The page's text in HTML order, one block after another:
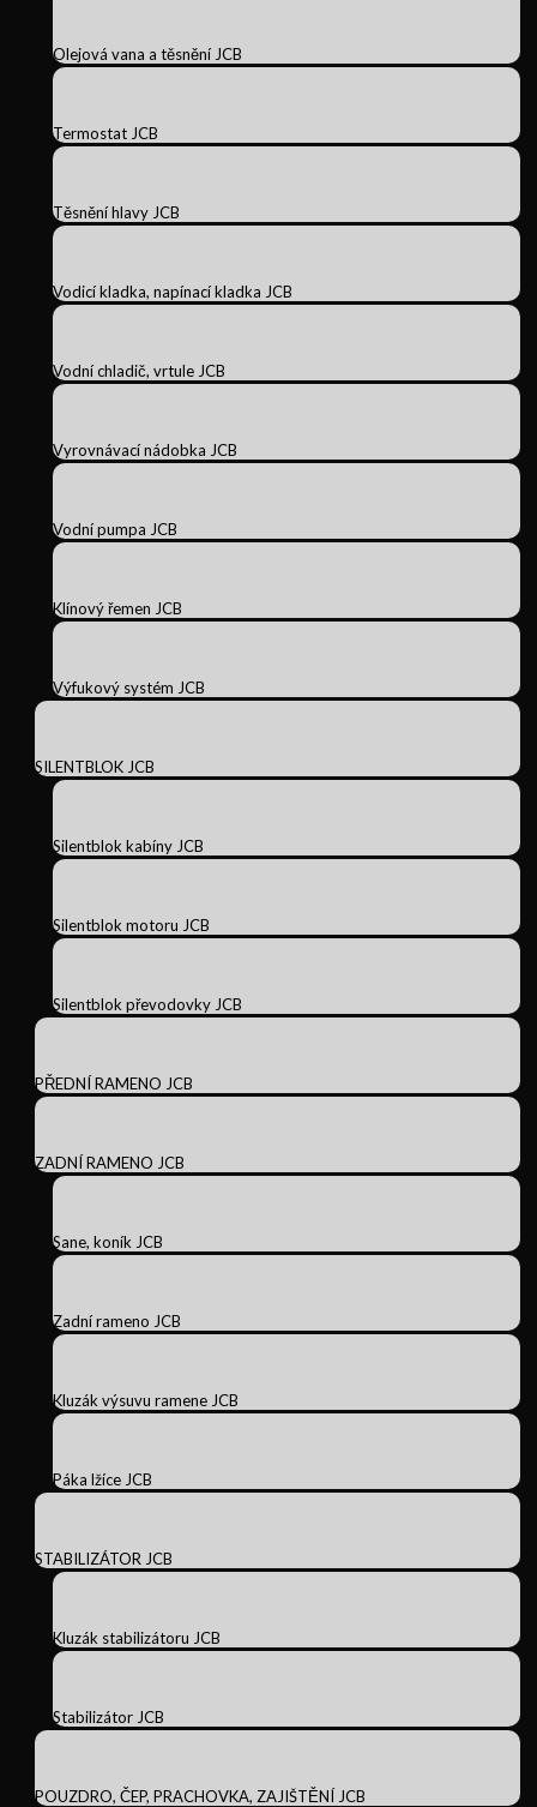
Olejová vana a těsnění JCB
Termostat JCB
Těsnění hlavy JCB
Vodicí kladka, napínací kladka JCB
Vodní chladič, vrtule JCB
Vyrovnávací nádobka JCB
Vodní pumpa JCB
Klínový řemen JCB
Výfukový systém JCB
SILENTBLOK JCB
Silentblok kabíny JCB
Silentblok motoru JCB
Silentblok převodovky JCB
PŘEDNÍ RAMENO JCB
ZADNÍ RAMENO JCB
Sane, koník JCB
Zadní rameno JCB
Kluzák výsuvu ramene JCB
Páka lžíce JCB
STABILIZÁTOR JCB
Kluzák stabilizátoru JCB
Stabilizátor JCB
POUZDRO, ČEP, PRACHOVKA, ZAJIŠTĚNÍ JCB